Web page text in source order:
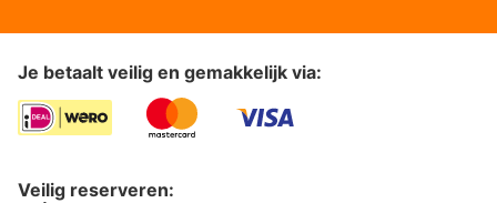
Je betaalt veilig en gemakkelijk via:
Veilig reserveren: